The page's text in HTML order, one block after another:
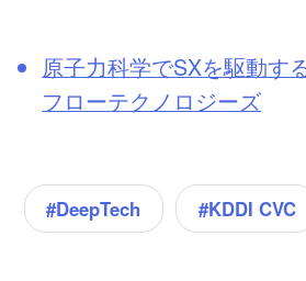
原子力科学でSXを駆動す
フローテクノロジーズ
#DeepTech #KDDI CVC